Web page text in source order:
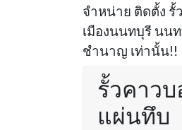
จำหน่าย ติดตั้ง รั้
เมืองนนทบุรี นน
ชำนาญ เท่านั้น!!
รั้วคาวบ
แผ่นทึบ